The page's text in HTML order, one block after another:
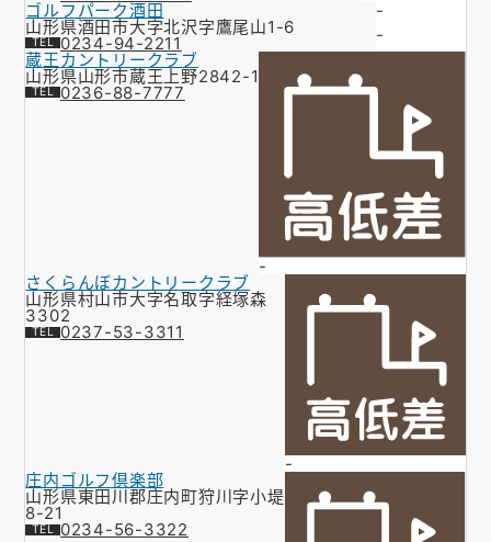
ゴルフパーク酒田
山形県酒田市大字北沢字鷹尾山1-6
0234-94-2211
-
-
蔵王カントリークラブ
山形県山形市蔵王上野2842-1
0236-88-7777
-
さくらんぼカントリークラブ
山形県村山市大字名取字経塚森
3302
0237-53-3311
-
庄内ゴルフ倶楽部
山形県東田川郡庄内町狩川字小堤
8-21
0234-56-3322